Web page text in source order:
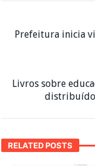
Prefeitura inicia
Livros sobre
RELATED POSTS